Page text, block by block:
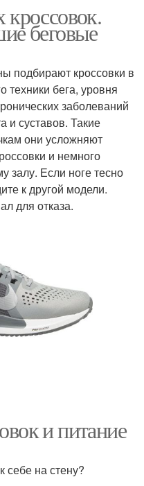
беговые
подбирают кроссовки в
техники бега, уровня
заболеваний
и суставов. Такие
они усложняют
и немного
залу. Если ноге тесно
к другой модели.
для отказа.
и питание
себе на стену?